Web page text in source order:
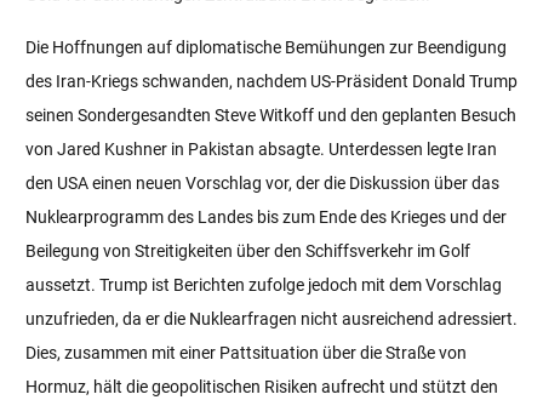
Die Hoffnungen auf diplomatische Bemühungen zur Beendigung
des Iran-Kriegs schwanden, nachdem US-Präsident Donald Trump
seinen Sondergesandten Steve Witkoff und den geplanten Besuch
von Jared Kushner in Pakistan absagte. Unterdessen legte Iran
den USA einen neuen Vorschlag vor, der die Diskussion über das
Nuklearprogramm des Landes bis zum Ende des Krieges und der
Beilegung von Streitigkeiten über den Schiffsverkehr im Golf
aussetzt. Trump ist Berichten zufolge jedoch mit dem Vorschlag
unzufrieden, da er die Nuklearfragen nicht ausreichend adressiert.
Dies, zusammen mit einer Pattsituation über die Straße von
Hormuz, hält die geopolitischen Risiken aufrecht und stützt den